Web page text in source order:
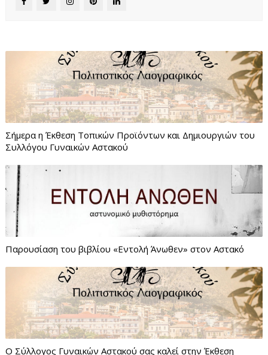
Σήμερα η Έκθεση Τοπικών Προϊόντων και Δημιουργιών του
Συλλόγου Γυναικών Αστακού
Παρουσίαση του βιβλίου «Εντολή Άνωθεν» στον Αστακό
Ο Σύλλογος Γυναικών Αστακού σας καλεί στην Έκθεση